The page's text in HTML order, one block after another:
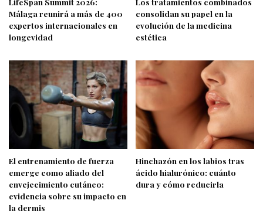
Málaga reunirá a más de 400
expertos internacionales en
longevidad
consolidan su papel en la
evolución de la medicina
estética
El entrenamiento de fuerza
emerge como aliado del
envejecimiento cutáneo:
evidencia sobre su impacto en
la dermis
Hinchazón en los labios tras
ácido hialurónico: cuánto
dura y cómo reducirla